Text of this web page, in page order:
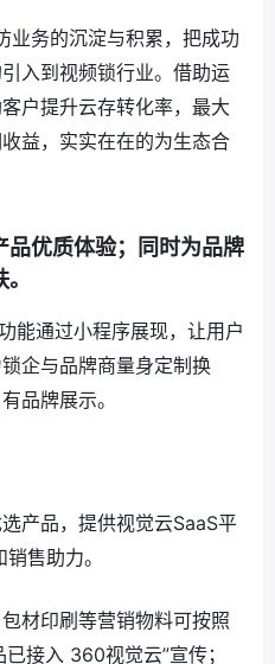
务的沉淀与积累，把成功
入到视频锁行业。借助运
户提升云存转化率，最大
益，实实在在的为生态合
优质体验；同时为品牌
能通过小程序展现，让用户
企与品牌商量身定制换
品牌展示。
产品，提供视觉云SaaS平
售助力。
材印刷等营销物料可按照
接入 360视觉云”宣传；